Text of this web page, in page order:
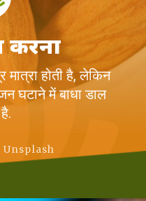
मात्रा होती है, लेकिन
घटाने में बाधा डाल